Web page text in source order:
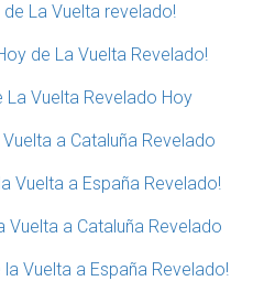
La Vuelta revelado!
de La Vuelta Revelado!
La Vuelta Revelado Hoy
a Cataluña Revelado
Vuelta a España Revelado!
Vuelta a Cataluña Revelado
Vuelta a España Revelado!